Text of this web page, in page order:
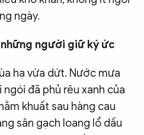
Podcast
ngày.
người giữ ký ức
hạ vừa dứt. Nước mưa
đã phủ rêu xanh của
khuất sau hàng cau
sân gạch loang lổ dấu